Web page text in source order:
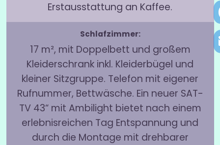
Erstausstattung an Kaffee.
Schlafzimmer:
17 m², mit Doppelbett und großem
Kleiderschrank inkl. Kleiderbügel und
kleiner Sitzgruppe. Telefon mit eigener
Rufnummer, Bettwäsche. Ein neuer SAT-
TV 43“ mit Ambilight bietet nach einem
erlebnisreichen Tag Entspannung und
durch die Montage mit drehbarer